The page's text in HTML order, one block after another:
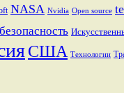
NASA Nvidia Open source
США Технологии